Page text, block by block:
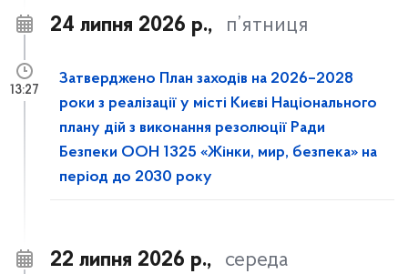
24 липня 2026 р., п’ятниця
Затверджено План заходів на 2026–2028
роки з реалізації у місті Києві Національного
плану дій з виконання резолюції Ради
Безпеки ООН 1325 «Жінки, мир, безпека» на
період до 2030 року
13:27
22 липня 2026 р., середа